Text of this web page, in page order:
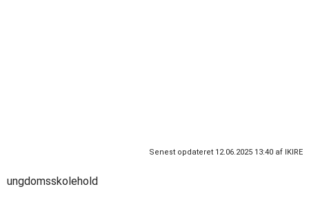
Senest opdateret 12.06.2025 13:40 af IKIRE
ungdomsskolehold